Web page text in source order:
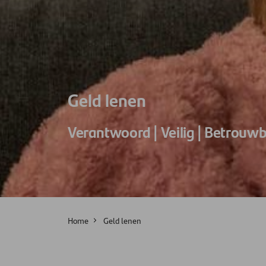
Geld lenen
Verantwoord | Veilig |
Home Geld lenen